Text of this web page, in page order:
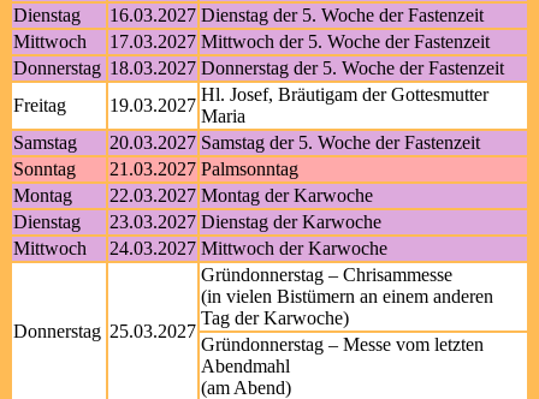
Dienstag
16.03.2027 Dienstag der 5. Woche der Fastenzeit
Mittwoch
17.03.2027 Mittwoch der 5. Woche der Fastenzeit
Donnerstag 18.03.2027 Donnerstag der 5. Woche der Fastenzeit
Freitag
19.03.2027
Hl. Josef, Bräutigam der Gottesmutter
Maria
Samstag
20.03.2027 Samstag der 5. Woche der Fastenzeit
Sonntag
21.03.2027 Palmsonntag
Montag
22.03.2027 Montag der Karwoche
Dienstag
23.03.2027 Dienstag der Karwoche
Mittwoch
24.03.2027 Mittwoch der Karwoche
Donnerstag 25.03.2027
Gründonnerstag – Chrisammesse
(in vielen Bistümern an einem anderen
Tag der Karwoche)
Gründonnerstag – Messe vom letzten
Abendmahl
(am Abend)